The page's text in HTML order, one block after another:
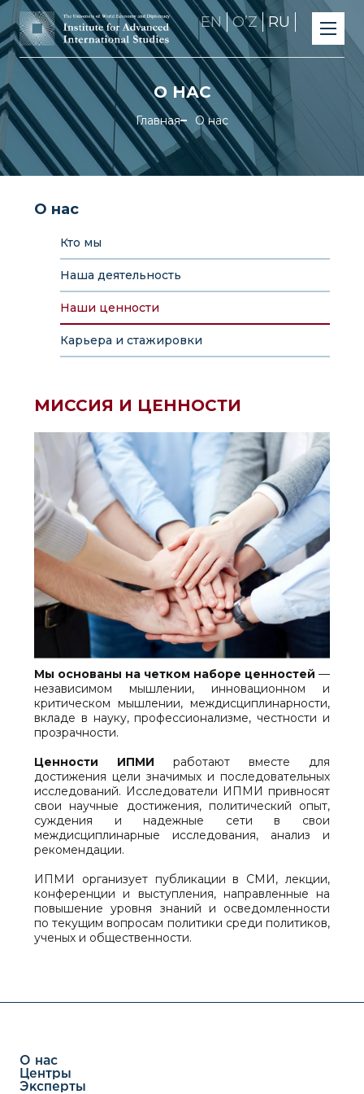
EN OʼZ RU
О НАС
Главная О нас
О нас
Кто мы
Наша деятельность
Наши ценности
Карьера и стажировки
МИССИЯ И ЦЕННОСТИ
Мы основаны на четком наборе ценностей —
независимом мышлении, инновационном и
критическом мышлении, междисциплинарности,
вкладе в науку, профессионализме, честности и
прозрачности.
Ценности ИПМИ работают вместе для
достижения цели значимых и последовательных
исследований. Исследователи ИПМИ привносят
свои научные достижения, политический опыт,
суждения и надежные сети в свои
междисциплинарные исследования, анализ и
рекомендации.
ИПМИ организует публикации в СМИ, лекции,
конференции и выступления, направленные на
повышение уровня знаний и осведомленности
по текущим вопросам политики среди политиков,
ученых и общественности.
О нас
Центры
Эксперты